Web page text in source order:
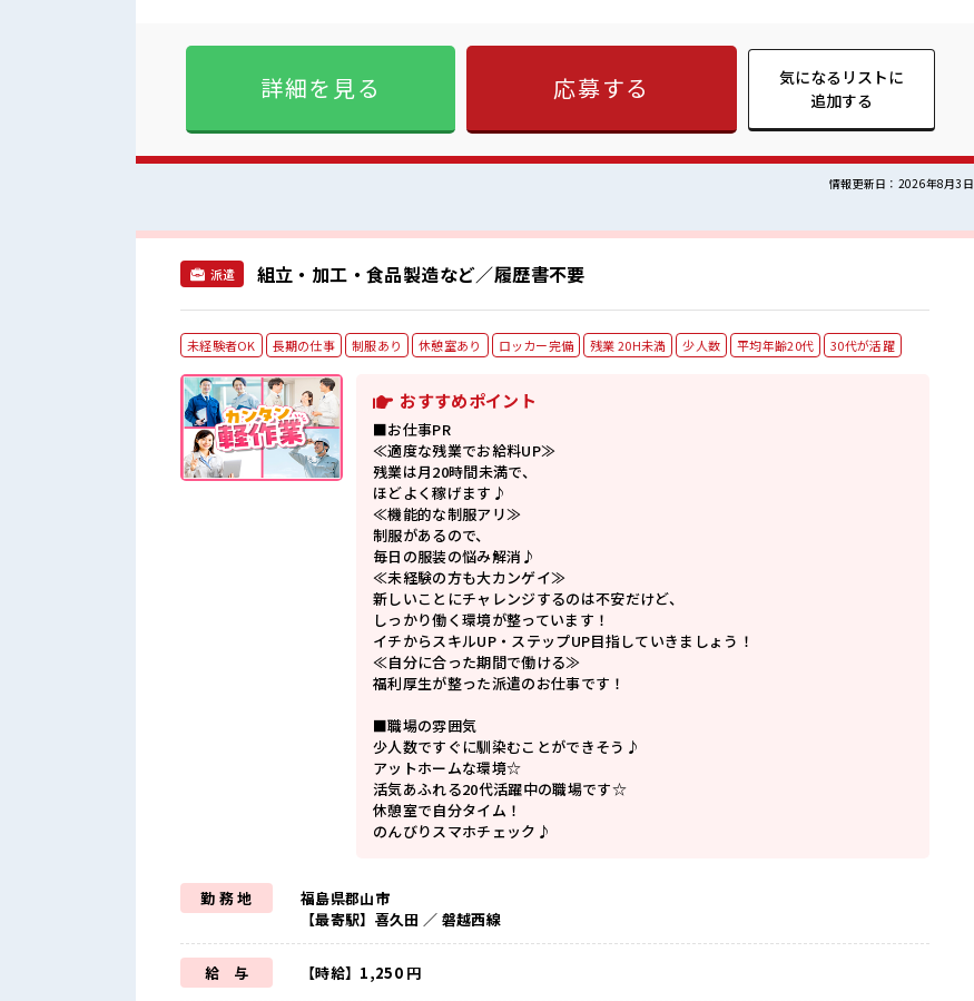
とにチャレンジするのは不安だけど、 しっかり働く環境が整っています！ イチからスキル
UP・ステップUP目指していきましょう！ ≪様々なお仕事をご提案≫ 一人で悩まず気軽に相談
できる、 派遣のお仕事です！ ■職場の雰囲気 休憩室でホッと一息リフレッシュ！ 職場にはロ
ッカー完備！ 私物の置きすぎには注意が必要ですね★ 残業も1日1H程度あるので給料の上乗せ
も期待できそう！
詳細を見る 応募する
気になるリストに
追加する
情報更新日：2026年8月3日
派遣 組立・加工・食品製造など／履歴書不要
未経験者OK 長期の仕事 制服あり 休憩室あり ロッカー完備 残業 20H未満 少人数 平均年齢20代 30代が活躍
おすすめポイント
■お仕事PR
≪適度な残業でお給料UP≫
残業は月20時間未満で、
ほどよく稼げます♪
≪機能的な制服アリ≫
制服があるので、
毎日の服装の悩み解消♪
≪未経験の方も大カンゲイ≫
新しいことにチャレンジするのは不安だけど、
しっかり働く環境が整っています！
イチからスキルUP・ステップUP目指していきましょう！
≪自分に合った期間で働ける≫
福利厚生が整った派遣のお仕事です！
■職場の雰囲気
少人数ですぐに馴染むことができそう♪
アットホームな環境☆
活気あふれる20代活躍中の職場です☆
休憩室で自分タイム！
のんびりスマホチェック♪
勤 務 地
福島県郡山市
【最寄駅】喜久田 ／ 磐越西線
給 与 【時給】1,250 円